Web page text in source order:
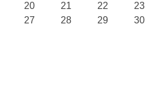
20 21 22
23
27 28 29
30